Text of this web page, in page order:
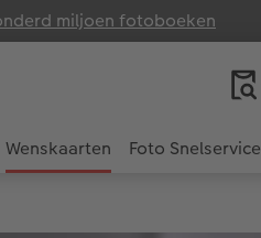
miljoen fotoboeken
Wenskaarten Foto Snelservice